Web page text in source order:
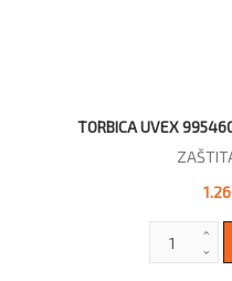
TORBICA UVEX